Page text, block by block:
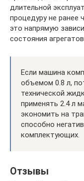
длительной
процедуру не ранее
это напрямую
состояния
Если машина
объемом 0.8 л,
технической
применять 2.4 л
экономить на
способно
комплектующих.
Отзывы